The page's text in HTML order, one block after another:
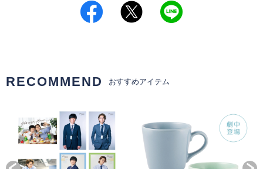
RECOMMEND おすすめアイテム